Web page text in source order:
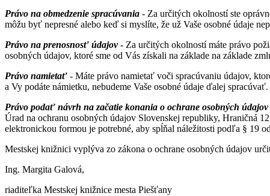
Právo na obmedzenie spracúvania - Za určitých okolností ste
môžu byť nepresné alebo keď si myslíte, že už Vaše osobné údaje
Právo na prenosnosť údajov- Za určitých okolností máte právo
osobných údajov, ktoré sme od Vás získali na základe na základe
Právo namietať - Máte právo namietať voči spracúvaniu údajov,
a Vy podáte námietku, nebudeme Vaše osobné údaje ďalej spracúvať.
Právo podať návrh na začatie konania o ochrane osobných údajov
Úrad na ochranu osobných údajov Slovenskej republiky, Hraničná
elektronickou formou je potrebné, aby spĺňal náležitosti podľa § 19
Mestskej knižnici vyplýva zo zákona o ochrane osobných údajov
Ing. Margita Galová,
riaditeľka Mestskej knižnice mesta Piešťany